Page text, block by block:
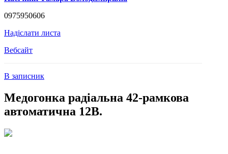
0975950606
Надіслати листа
Вебсайт
В записник
Медогонка радіальна 42-рамкова
автоматична 12В.